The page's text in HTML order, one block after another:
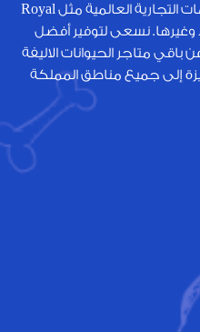
الحيوانات الأليفة من أفضل العلامات التجارية العالمية مثل Royal
Canin وJosera وAcana وApplaws وغيرها. نسعى لتوفير أفضل
متاجر الحيوانات الاليفة
إلى جميع مناطق المملكة